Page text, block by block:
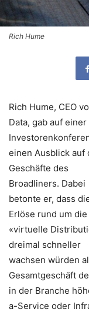
Rich Hume
Rich Hume, CEO
Data, gab auf einer
einen Ausblick auf
Geschäfte des
Broadliners. Dabei
betonte er, dass
Erlöse rund um die
«virtuelle
dreimal schneller
wachsen würden
Gesamtgeschäft
in der Branche
a-Service oder